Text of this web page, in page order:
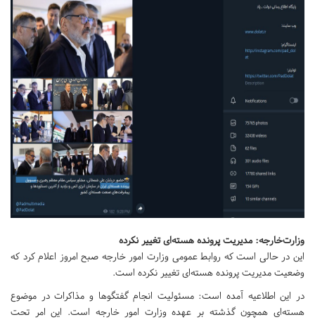
وزارت‌خارجه: مدیریت پرونده هسته‌ای تغییر نکرده
این در حالی است که روابط عمومی وزارت امور خارجه صبح امروز اعلام کرد که
وضعیت مدیریت پرونده هسته‌ای تغییر نکرده است.
در این اطلاعیه آمده است: مسئولیت انجام گفتگوها و مذاکرات در موضوع
هسته‌ای همچون گذشته بر عهده وزارت امور خارجه است. این امر تحت